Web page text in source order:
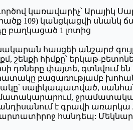
կառավարիչ՝ Արայիկ
109) կանցկացվի
բաղկացած 1 լոտից
հասցեի անշարժ
շենքի հիմքը՝ երկաթ-
փայտե, գտնվում
հատակը բացառությամբ
սալիկապատված,
է գրավի առարկա /
հանդեպ: